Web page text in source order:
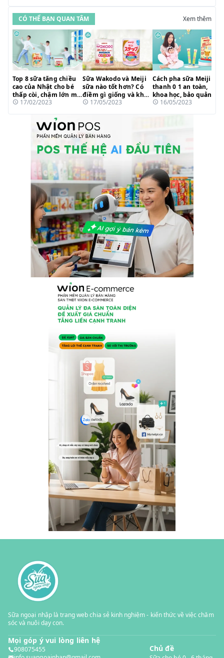
CÓ THỂ BẠN QUAN TÂM Xem thêm
Top 8 sữa tăng chiều
cao của Nhật cho bé
thấp còi, chậm lớn mẹ
tin dùng 2023
17/02/2023
Sữa Wakodo và Meiji
sữa nào tốt hơn? Có
điềm gì giống và khác
nhau?
17/05/2023
Cách pha sữa Meiji
thanh 0 1 an toàn,
khoa học, bảo quản
dưỡng chất
16/05/2023
Sữa ngoại nhập là trang web chia sẻ kinh nghiệm - kiến thức về việc chăm
sóc và nuôi dạy con.
Mọi góp ý vui lòng liên hệ
908075455
Chủ đề